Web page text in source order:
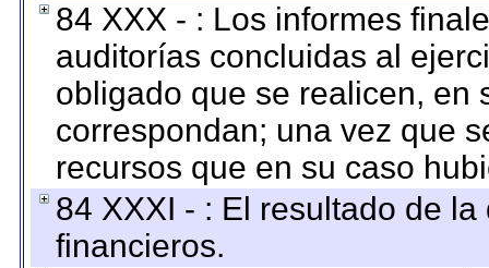
84 XXX - : Los informes
auditorías concluidas al
obligado que se realicen, en
correspondan; una vez que
recursos que en su caso
84 XXXI - : El resultado de
financieros.